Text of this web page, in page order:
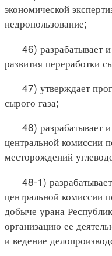
экономической
недропользование;
46) разрабатывает
развития переработки
47) утверждает
сырого газа;
48) разрабатывает и
центральной комиссии
месторождений
48-1) разрабатывает
центральной комиссии
добыче урана
организацию ее
и ведение